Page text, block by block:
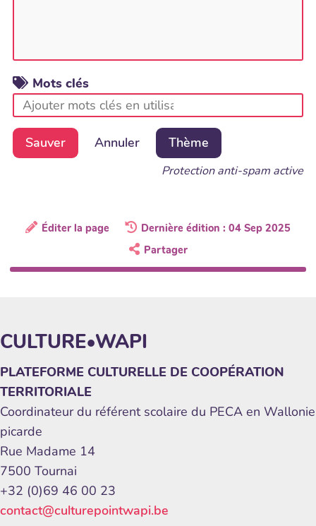
Mots clés
Sauver Annuler Thème
Protection anti-spam active
Éditer la page
Dernière édition : 04 Sep 2025
Partager
CULTURE•WAPI
PLATEFORME CULTURELLE DE COOPÉRATION
TERRITORIALE
Coordinateur du référent scolaire du PECA en Wallonie
picarde
Rue Madame 14
7500 Tournai
+32 (0)69 46 00 23
contact@culturepointwapi.be